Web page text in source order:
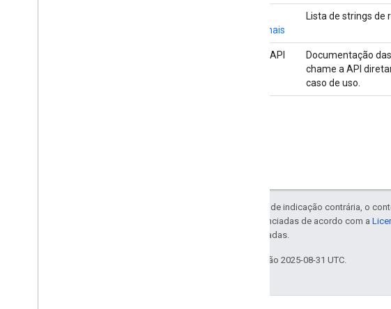
relacionais
Lista de strings de
Uso do API
Documentação
chame a API
caso de uso.
Exceto em caso de indicação contrária, o
código são licenciadas de acordo com a
Oracle e/ou afiliadas.
Última atualização 2025-08-31 UTC.